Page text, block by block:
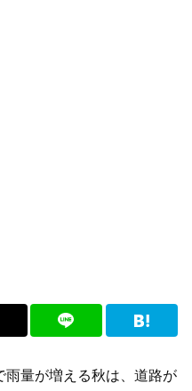
雨量が増える秋は、道路が